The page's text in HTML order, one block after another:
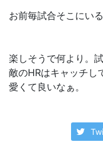
お前毎試合そこにい
楽しそうで何より。
敵のHRはキャッチし
愛くて良いなぁ。